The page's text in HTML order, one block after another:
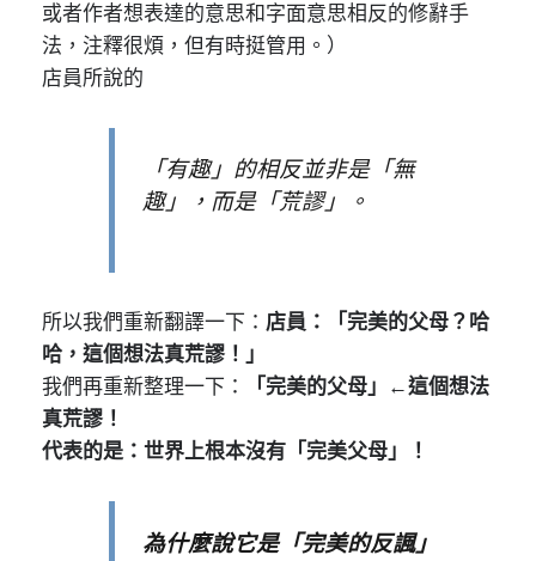
或者作者想表達的意思和字面意思相反的修辭手
法，注釋很煩，但有時挺管用。）
店員所說的
「有趣」的相反並非是「無
趣」，而是「荒謬」。
所以我們重新翻譯一下： 店員：「完美的父母？哈
哈，這個想法真荒謬！」
我們再重新整理一下：
「完美的父母」←這個想法
真荒謬！
代表的是：世界上根本沒有「完美父母」！
為什麼說它是「完美的反諷」